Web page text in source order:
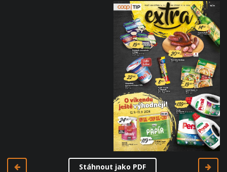
Stáhnout jako PDF